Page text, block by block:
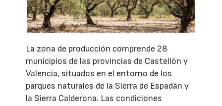
La zona de producción comprende 28
municipios de las provincias de Castellón y
Valencia, situados en el entorno de los
parques naturales de la Sierra de Espadán y
la Sierra Calderona. Las condiciones